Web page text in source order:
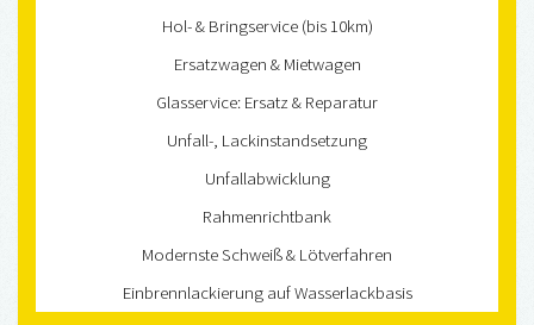
Hol- & Bringservice (bis 10km)
Ersatzwagen & Mietwagen
Glasservice: Ersatz & Reparatur
Unfall-, Lackinstandsetzung
Unfallabwicklung
Rahmenrichtbank
Modernste Schweiß & Lötverfahren
Einbrennlackierung auf Wasserlackbasis